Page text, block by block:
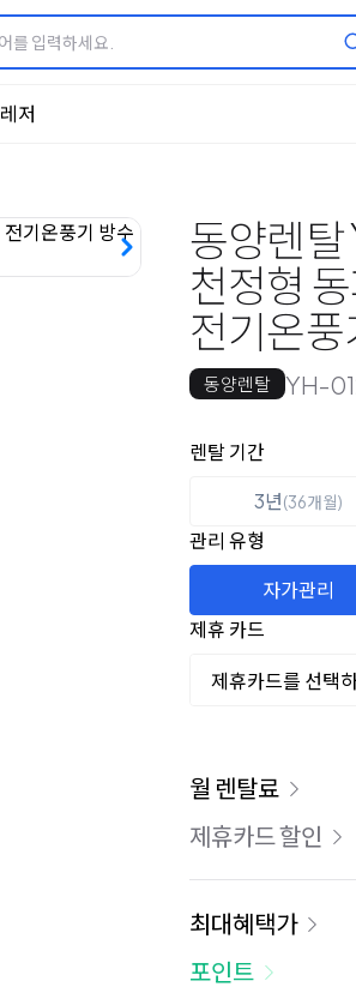
저
동양렌
천정형
전기온풍
동양렌탈 YH-
옵션 선택
렌탈 선택
렌탈 기간
3년(36개월)
관리 유형
자가관리
제휴 카드
제휴카드를 선택
이용 요금
월 렌탈료
제휴카드 할인
최대혜택가
포인트